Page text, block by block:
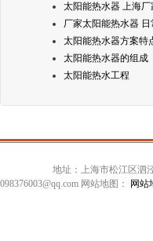
太阳能热水器 上海厂
厂家太阳能热水器 日
太阳能热水器方案特
太阳能热水器的组成
太阳能热水工程
地址：上海市松江区泗泾
网站地图：
网站